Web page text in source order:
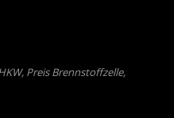
Preis Brennstoffzelle,